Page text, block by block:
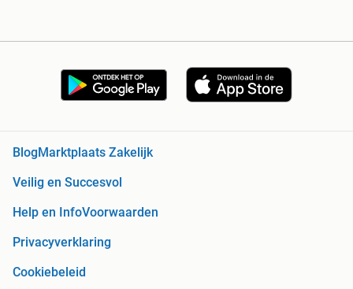
Blog Marktplaats Zakelijk
Veilig en Succesvol
Help en InfoVoorwaarden
Privacyverklaring
Cookiebeleid